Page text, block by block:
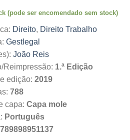
original
era:
43.90€.
atual
é:
39.51€.
(pode ser encomendado sem stock)
Direito, Direito Trabalho
Gestlegal
João Reis
Reimpressão: 1.ª Edição
edição: 2019
788
capa: Capa mole
Português